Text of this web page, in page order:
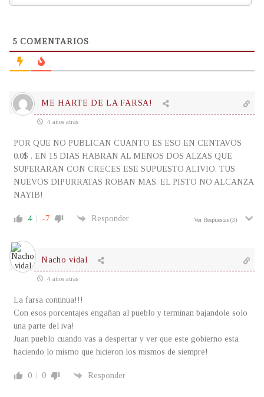
5 COMENTARIOS
ME HARTE DE LA FARSA!
4 años atrás
POR QUE NO PUBLICAN CUANTO ES ESO EN CENTAVOS
0.0$ . EN 15 DIAS HABRAN AL MENOS DOS ALZAS QUE
SUPERARAN CON CRECES ESE SUPUESTO ALIVIO. TUS
NUEVOS DIPURRATAS ROBAN MAS. EL PISTO NO ALCANZA
NAYIB!
4 -7 Responder Ver Respuestas (3)
Nacho vidal
4 años atrás
La farsa continua!!!
Con esos porcentajes engañan al pueblo y terminan bajandole solo
una parte del iva!
Juan pueblo cuando vas a despertar y ver que este gobierno esta
haciendo lo mismo que hicieron los mismos de siempre!
0 0 Responder